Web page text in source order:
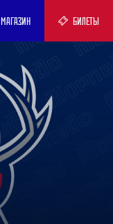
МАГАЗИН БИЛЕТЫ